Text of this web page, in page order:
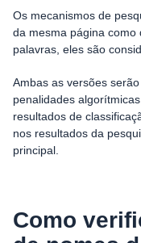
Os mecanismos de
da mesma página como
palavras, eles são
Ambas as versões
penalidades
resultados de
nos resultados da
principal.
Como